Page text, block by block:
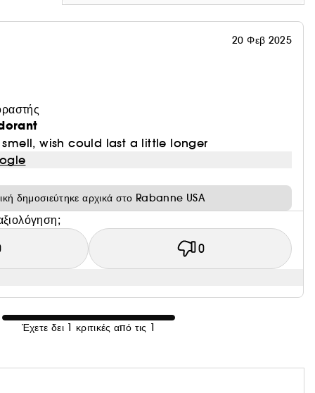
20 Φεβ 2025
wish could last a little longer
δημοσιεύτηκε αρχικά στο Rabanne USA
0
Έχετε δει 1 κριτικές από τις 1